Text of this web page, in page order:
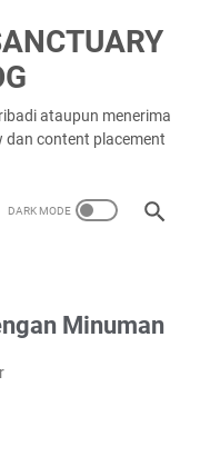
ataupun menerima
dan content placement
Minuman